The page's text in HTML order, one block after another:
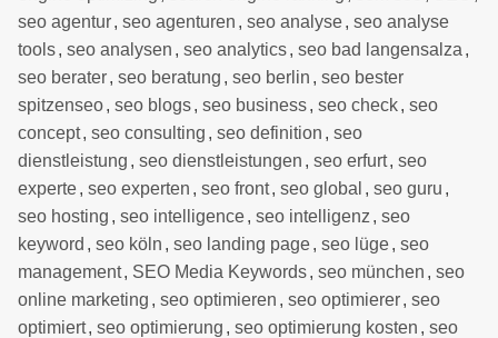
seo agentur, seo agenturen , seo analyse, seo analyse
tools, seo analysen , seo analytics, seo bad langensalza ,
seo berater, seo beratung , seo berlin , seo bester
spitzenseo, seo blogs, seo business, seo check, seo
concept, seo consulting , seo definition , seo
dienstleistung , seo dienstleistungen , seo erfurt, seo
experte, seo experten , seo front, seo global , seo guru ,
seo hosting , seo intelligence, seo intelligenz , seo
keyword , seo köln , seo landing page, seo lüge, seo
management, SEO Media Keywords, seo münchen , seo
online marketing , seo optimieren , seo optimierer, seo
optimiert, seo optimierung , seo optimierung kosten , seo